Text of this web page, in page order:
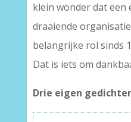
klein wonder dat
draaiende
belangrijke rol sinds
Dat is iets om
Drie eigen